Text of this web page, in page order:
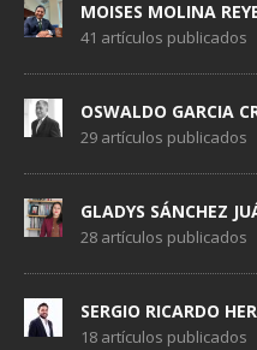
MOISES MOLINA
41 artículos publicados
OSWALDO GARCIA
29 artículos publicados
GLADYS SÁNCHEZ
28 artículos publicados
SERGIO RICARDO
18 artículos publicados